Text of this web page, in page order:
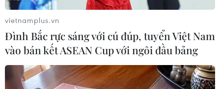
(TTXVN/Vietnam+)
vietnamplus.vn
Đình Bắc rực sáng với cú đúp, tuyển Việt Nam
vào bán kết ASEAN Cup với ngôi đầu bảng